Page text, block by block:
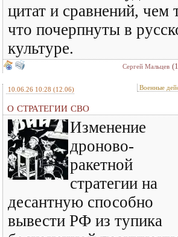
цитат и сравнений, чем
что почерпнуты в
культуре.
Сергей Мальцев
10.06.26 10:28 (12.06) Военные
О СТРАТЕГИИ СВО
Изменение
дроново-
ракетной
стратегии на
десантную способно
вывести РФ из тупика